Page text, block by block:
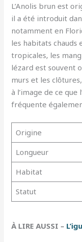
L’Anolis brun est
il a été introduit
notamment en
les habitats chauds
tropicales, les
lézard est souvent
murs et les
à l’image de ce que
fréquente
Origine
Longueur
Habitat
Statut
À LIRE AUSSI –